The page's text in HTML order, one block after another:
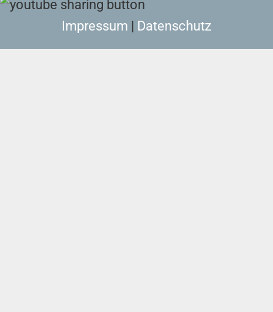
Impressum | Datenschutz